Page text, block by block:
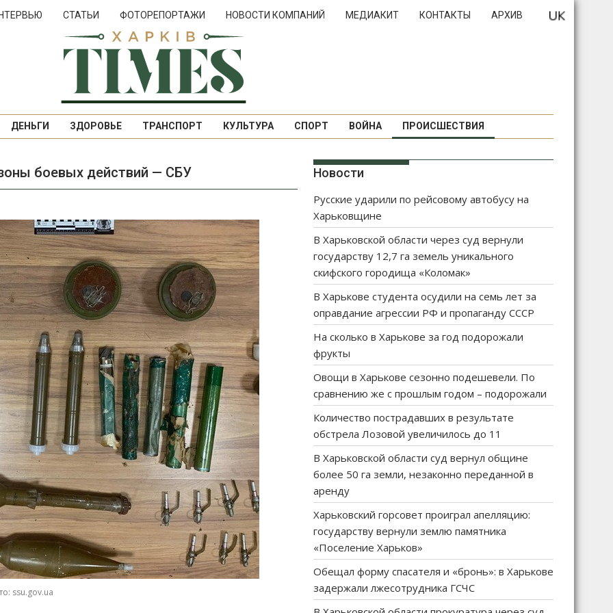
СТАТЬИ ФОТОРЕПОРТАЖИ НОВОСТИ КОМПАНИЙ МЕДИАКИТ КОНТАКТЫ АРХИВ
ДЕНЬГИ ЗДОРОВЬЕ ТРАНСПОРТ КУЛЬТУРА СПОРТ ВОЙНА ПРОИСШЕСТВИЯ
боевых действий — СБУ
ssu.gov.ua
Новости
Русские ударили по рейсовому автобусу на
Харьковщине
В Харьковской области через суд вернули
государству 12,7 га земель уникального
скифского городища «Коломак»
В Харькове студента осудили на семь лет за
оправдание агрессии РФ и пропаганду СССР
На сколько в Харькове за год подорожали
фрукты
Овощи в Харькове сезонно подешевели. По
сравнению же с прошлым годом – подорожали
Количество пострадавших в результате
обстрела Лозовой увеличилось до 11
В Харьковской области суд вернул общине
более 50 га земли, незаконно переданной в
аренду
Харьковский горсовет проиграл апелляцию:
государству вернули землю памятника
«Поселение Харьков»
Обещал форму спасателя и «бронь»: в Харькове
задержали лжесотрудника ГСЧС